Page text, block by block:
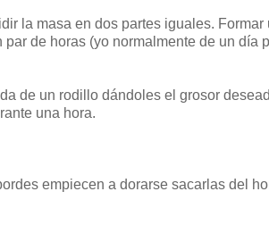
la masa en dos partes iguales. Formar
de horas (yo normalmente de un día
de un rodillo dándoles el grosor
una hora.
empiecen a dorarse sacarlas del